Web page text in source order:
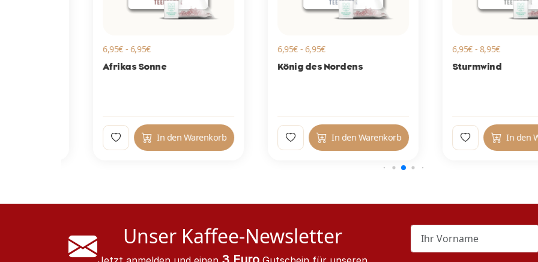
6,95€ - 6,95€
Afrikas Sonne
In den Warenkorb
6,95€ - 6,95€
König des Nordens
In den Warenkorb
6,95€ - 8,95€
Sturmwind
In den
Unser Kaffee-Newsletter